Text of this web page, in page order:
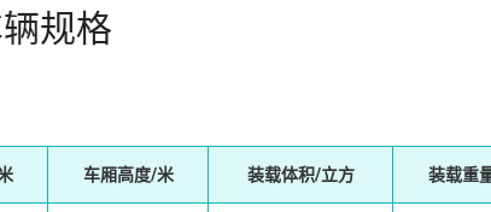
规格
车厢高度/米 装载体积/立方 装载重